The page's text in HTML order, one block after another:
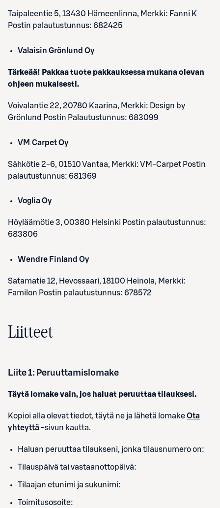
Taipaleentie 5, 13430 Hämeenlinna, Merkki: Fanni K
Postin palautustunnus: 682425
Valaisin Grönlund Oy
Tärkeää! Pakkaa tuote pakkauksessa mukana olevan
ohjeen mukaisesti.
Voivalantie 22, 20780 Kaarina, Merkki: Design by
Grönlund Postin Palautustunnus: 683099
VM Carpet Oy
Sähkötie 2-6, 01510 Vantaa, Merkki: VM-Carpet Postin
palautustunnus: 681369
Voglia Oy
Höyläämötie 3, 00380 Helsinki Postin palautustunnus:
683806
Wendre Finland Oy
Satamatie 12, Hevossaari, 18100 Heinola, Merkki:
Familon Postin palautustunnus: 678572
Liitteet
Liite1: Peruuttamislomake
Täytä lomake vain, jos haluat peruuttaa tilauksesi.
Kopioi alla olevat tiedot, täytä ne ja lähetä lomakeOta
yhteyttä -sivun kautta.
Haluan peruuttaa tilaukseni, jonka tilausnumero on:
Tilauspäivä tai vastaanottopäivä:
Tilaajan etunimi ja sukunimi:
Toimitusosoite: